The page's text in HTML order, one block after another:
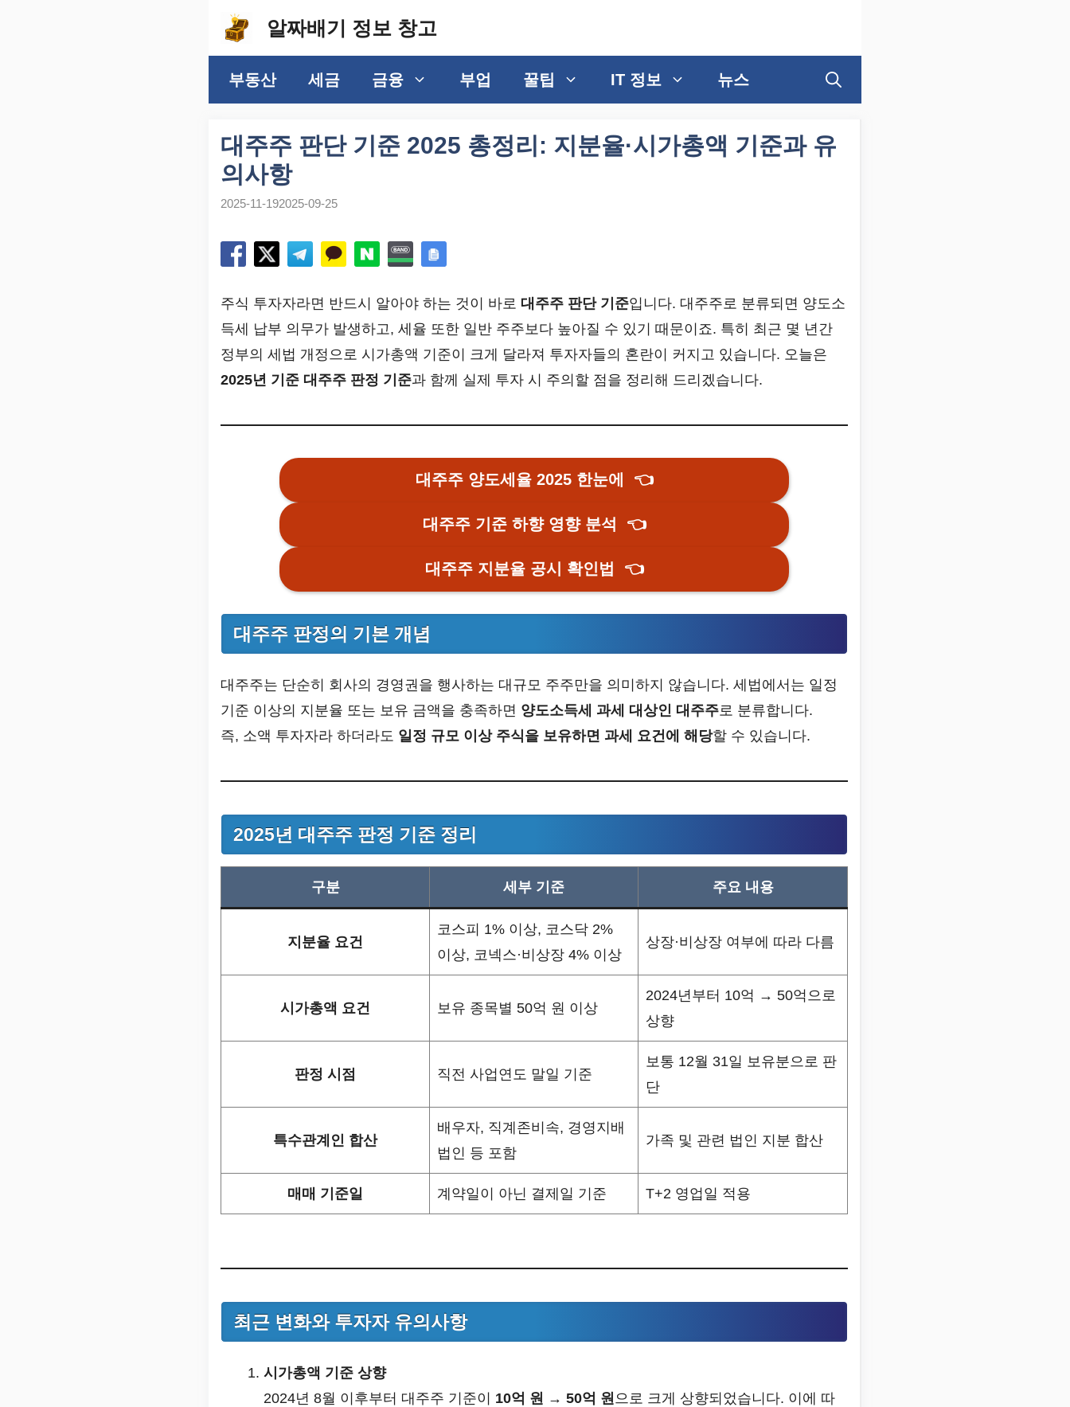
알짜배기 정보 창고
부동산 세금 금융 부업 꿀팁 IT 정보 뉴스
대주주 판단 기준 2025 총정리: 지분율·시가총액 기준과 유
의사항
2025-11-192025-09-25
주식 투자자라면 반드시 알아야 하는 것이 바로 대주주 판단 기준입니다. 대주주로 분류되면 양도소
득세 납부 의무가 발생하고, 세율 또한 일반 주주보다 높아질 수 있기 때문이죠. 특히 최근 몇 년간
정부의 세법 개정으로 시가총액 기준이 크게 달라져 투자자들의 혼란이 커지고 있습니다. 오늘은
2025년 기준 대주주 판정 기준과 함께 실제 투자 시 주의할 점을 정리해 드리겠습니다.
대주주 양도세율 2025 한눈에 👈
대주주 기준 하향 영향 분석 👈
대주주 지분율 공시 확인법 👈
대주주 판정의 기본 개념
대주주는 단순히 회사의 경영권을 행사하는 대규모 주주만을 의미하지 않습니다. 세법에서는 일정
기준 이상의 지분율 또는 보유 금액을 충족하면 양도소득세 과세 대상인 대주주로 분류합니다.
즉, 소액 투자자라 하더라도 일정 규모 이상 주식을 보유하면 과세 요건에 해당할 수 있습니다.
2025년 대주주 판정 기준 정리
구분 세부 기준 주요 내용
지분율 요건
코스피 1% 이상, 코스닥 2%
이상, 코넥스·비상장 4% 이상
상장·비상장 여부에 따라 다름
시가총액 요건 보유 종목별 50억 원 이상
2024년부터 10억 → 50억으로
상향
판정 시점 직전 사업연도 말일 기준
보통 12월 31일 보유분으로 판
단
특수관계인 합산
배우자, 직계존비속, 경영지배
법인 등 포함
가족 및 관련 법인 지분 합산
매매 기준일 계약일이 아닌 결제일 기준 T+2 영업일 적용
최근 변화와 투자자 유의사항
시가총액 기준 상향
2024년 8월 이후부터 대주주 기준이 10억 원 → 50억 원 으로 크게 상향되었습니다. 이에 따